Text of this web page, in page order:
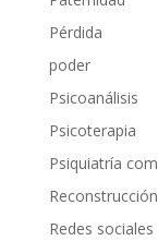
Pérdida
poder
Psicoanálisis
Psicoterapia
Psiquiatría
Reconstrucción
Redes sociales